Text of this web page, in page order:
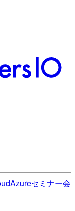
Azureセミナー会